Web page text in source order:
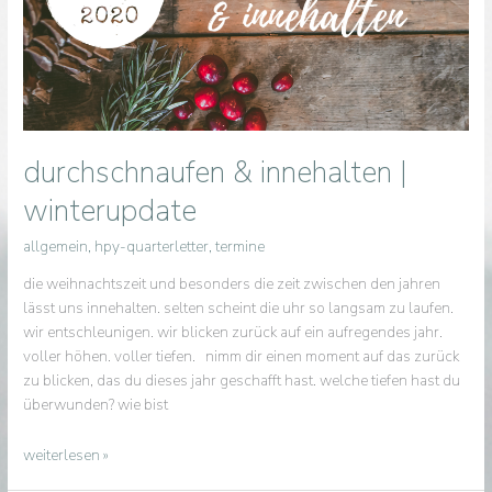
of-
yoga
challenge
is
going…
durchschnaufen & innehalten |
winterupdate
allgemein, hpy-quarterletter,termine
die weihnachtszeit und besonders die zeit zwischen den jahren
lässt uns innehalten. selten scheint die uhr so langsam zu laufen.
wir entschleunigen. wir blicken zurück auf ein aufregendes jahr.
voller höhen. voller tiefen. nimm dir einen moment auf das zurück
zu blicken, das du dieses jahr geschafft hast. welche tiefen hast du
überwunden? wie bist
durchschnaufen
weiterlesen »